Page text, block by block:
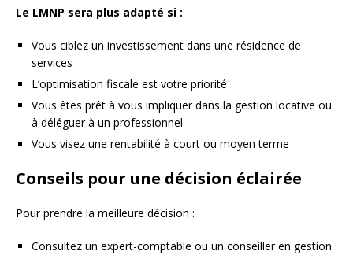
Le LMNP sera plus adapté si :
Vous ciblez un investissement dans une résidence de
services
L’optimisation fiscale est votre priorité
Vous êtes prêt à vous impliquer dans la gestion locative ou
à déléguer à un professionnel
Vous visez une rentabilité à court ou moyen terme
Conseils pour une décision éclairée
Pour prendre la meilleure décision :
Consultez un expert-comptable ou un conseiller en gestion